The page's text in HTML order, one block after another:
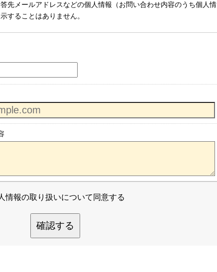
先メールアドレスなどの個人情報（お問い合わせ内容のうち個人情
することはありません。
情報の取り扱いについて同意する
確認する